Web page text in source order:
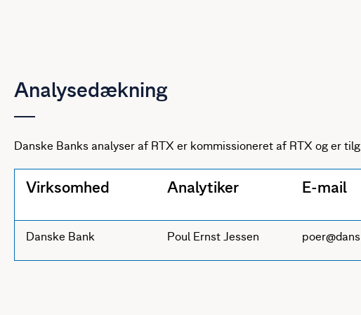
Analysedækning
Danske Banks analyser af RTX er kommissioneret af RTX og er
Virksomhed Analytiker E-mail
Danske Bank Poul Ernst Jessen